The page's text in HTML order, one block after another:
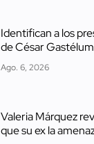
Identifican a los
de César Gastélum
Ago. 6, 2026
Valeria Márquez
que su ex la